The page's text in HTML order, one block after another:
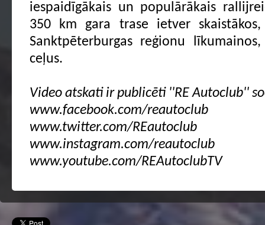
iespaidīgākais un populārākais
350 km gara trase ietver
Sanktpēterburgas reģionu
ceļus.
Video atskati ir publicēti ''RE Autoclub''
www.facebook.com/reautoclub
www.twitter.com/REautoclub
www.instagram.com/reautoclub
www.youtube.com/REAutoclubTV